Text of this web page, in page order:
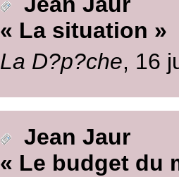
« La situation »
La D?p?che, 16
Jean Jaur
« Le budget du